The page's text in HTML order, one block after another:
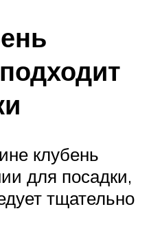
клубень
для посадки,
тщательно